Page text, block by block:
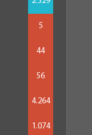
5
44
56
4.264
1.074